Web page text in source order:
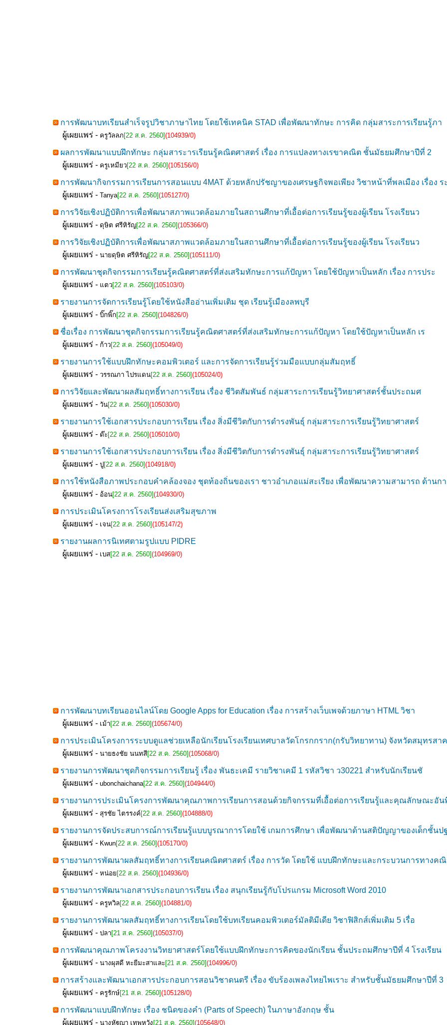
การพัฒนาบทเรียนสำเร็จรูปวิชาภาษาไทย โดยใช้เทคนิค STAD เพื่อพัฒนาทักษะ การคิด กลุ่มสาระการเรียนรู้ภา
ผู้เผยแพร่ - ครูวัลลภ [22 ส.ค. 2560](104939/0)
ผลการพัฒนาแบบฝึกทักษะ กลุ่มสาระารเรียนรู้คณิตศาสตร์ เรื่อง การแปลงทางเรขาคณิต ชั้นมัธยมศึกษาปีที่ 2
ผู้เผยแพร่ - ครูเหมียว[22 ส.ค. 2560](105156/0)
การพัฒนากิจกรรมการเรียนการสอนแบบ 4MAT ด้วยหลักปรัชญาของเศรษฐกิจพอเพียง วิชาหน้าที่พลเมือง เรื่อง ร
ผู้เผยแพร่ - Tanya[22 ส.ค. 2560](105127/0)
การวิจัยเชิงปฏิบัติการเพื่อพัฒนาสภาพแวดล้อมภายในสถานศึกษาที่เอื้อต่อการเรียนรู้ของผู้เรียน โรงเรียนว
ผู้เผยแพร่ - ดุษิต ศรีหิรัญ[22 ส.ค. 2560](105366/0)
การวิจัยเชิงปฏิบัติการเพื่อพัฒนาสภาพแวดล้อมภายในสถานศึกษาที่เอื้อต่อการเรียนรู้ของผู้เรียน โรงเรียนว
ผู้เผยแพร่ - นายดุษิต ศรีหิรัญ[22 ส.ค. 2560](105111/0)
การพัฒนาชุดกิจกรรมการเรียนรู้คณิตศาสตร์ที่ส่งเสริมทักษะการแก้ปัญหา โดยใช้ปัญหาเป็นหลัก เรื่อง การประ
ผู้เผยแพร่ - แตว[22 ส.ค. 2560](105103/0)
รายงานการจัดการเรียนรู้โดยใช้หนังสืออ่านเพิ่มเติม ชุด เรียนรู้เมืองลพบุรี
ผู้เผยแพร่ - บิ๊กพิ๊ก [22 ส.ค. 2560](104826/0)
ชื่อเรื่อง การพัฒนาชุดกิจกรรมการเรียนรู้คณิตศาสตร์ที่ส่งเสริมทักษะการแก้ปัญหา โดยใช้ปัญหาเป็นหลัก เร
ผู้เผยแพร่ - ก้าว[22 ส.ค. 2560](105049/0)
รายงานการใช้แบบฝึกทักษะคอมพิวเตอร์ และการจัดการเรียนรู้ร่วมมือแบบกลุ่มสัมฤทธิ์
ผู้เผยแพร่ - วรรณภา ไปรแดน[22 ส.ค. 2560](105024/0)
การวิจัยและพัฒนาผลสัมฤทธิ์ทางการเรียน เรื่อง ชีวิตสัมพันธ์ กลุ่มสาระการเรียนรู้วิทยาศาสตร์ชั้นประถมศ
ผู้เผยแพร่ - วัน[22 ส.ค. 2560](105030/0)
รายงานการใช้เอกสารประกอบการเรียน เรื่อง สิ่งมีชีวิตกับการดำรงพันธุ์ กลุ่มสาระการเรียนรู้วิทยาศาสตร์
ผู้เผยแพร่ - ด๊ะ [22 ส.ค. 2560](105010/0)
รายงานการใช้เอกสารประกอบการเรียน เรื่อง สิ่งมีชีวิตกับการดำรงพันธุ์ กลุ่มสาระการเรียนรู้วิทยาศาสตร์
ผู้เผยแพร่ - ปู [22 ส.ค. 2560](104918/0)
การใช้หนังสือภาพประกอบคำคล้องจอง ชุดท้องถิ่นของเรา ชาวอำเภอแม่สะเรียง เพื่อพัฒนาความสามารถ ด้านกา
ผู้เผยแพร่ - อ้อน[22 ส.ค. 2560](104930/0)
การประเมินโครงการโรงเรียนส่งเสริมสุขภาพ
ผู้เผยแพร่ - เจน[22 ส.ค. 2560](105147/2)
รายงานผลการนิเทศตามรูปแบบ PIDRE
ผู้เผยแพร่ - เบส[22 ส.ค. 2560](104969/0)
การพัฒนาบทเรียนออนไลน์โดย Google Apps for Education เรื่อง การสร้างเว็บเพจด้วยภาษา HTML วิชา
ผู้เผยแพร่ - เม้า[22 ส.ค. 2560](105674/0)
การประเมินโครงการระบบดูแลช่วยเหลือนักเรียนโรงเรียนเทศบาลวัดโกรกกราก(กรับวิทยาทาน) จังหวัดสมุทรสา
ผู้เผยแพร่ - นายธงชัย นนทสี[22 ส.ค. 2560](105068/0)
รายงานการพัฒนาชุดกิจกรรมการเรียนรู้ เรื่อง พันธะเคมี รายวิชาเคมี 1 รหัสวิชา ว30221 สำหรับนักเรียนชั
ผู้เผยแพร่ - ubonchaichana[22 ส.ค. 2560](104944/0)
รายงานการประเมินโครงการพัฒนาคุณภาพการเรียนการสอนด้วยกิจกรรมที่เอื้อต่อการเรียนรู้และคุณลักษณะอัน
ผู้เผยแพร่ - สุรชัย ไตรรงค์ [22 ส.ค. 2560](104888/0)
รายงานการจัดประสบการณ์การเรียนรู้แบบบูรณาการโดยใช้ เกมการศึกษา เพื่อพัฒนาด้านสติปัญญาของเด็กชั้นป
ผู้เผยแพร่ - Kwun[22 ส.ค. 2560](105170/0)
รายงานการพัฒนาผลสัมฤทธิ์ทางการเรียนคณิตศาสตร์ เรื่อง การวัด โดยใช้ แบบฝึกทักษะและกระบวนการทางค
ผู้เผยแพร่ - หน่อย [22 ส.ค. 2560](104936/0)
รายงานการพัฒนาเอกสารประกอบการเรียน เรื่อง สนุกเรียนรู้กับโปรแกรม Microsoft Word 2010
ผู้เผยแพร่ - ครูหวิล [22 ส.ค. 2560](104881/0)
รายงานการพัฒนาผลสัมฤทธิ์ทางการเรียนโดยใช้บทเรียนคอมพิวเตอร์มัลติมีเดีย วิชาฟิสิกส์เพิ่มเติม 5 เรื่อ
ผู้เผยแพร่ - ปลา[21 ส.ค. 2560](105037/0)
การพัฒนาคุณภาพโครงงานวิทยาศาสตร์โดยใช้แบบฝึกทักษะการคิดของนักเรียน ชั้นประถมศึกษาปีที่ 4 โรงเรียน
ผู้เผยแพร่ - นางผุสดี หะยีมะสาและ [21 ส.ค. 2560](104996/0)
การสร้างและพัฒนาเอกสารประกอบการสอนวิชาดนตรี เรื่อง ขับร้องเพลงไทยไพเราะ สำหรับชั้นมัธยมศึกษาปีที่ 3
ผู้เผยแพร่ - ครูรักษ์[21 ส.ค. 2560](105128/0)
การพัฒนาแบบฝึกทักษะ เรื่อง ชนิดของคำ (Parts of Speech) ในภาษาอังกฤษ ชั้น
ผู้เผยแพร่ - นางหัฐญา เทพหวัง [21 ส.ค. 2560](105648/0)